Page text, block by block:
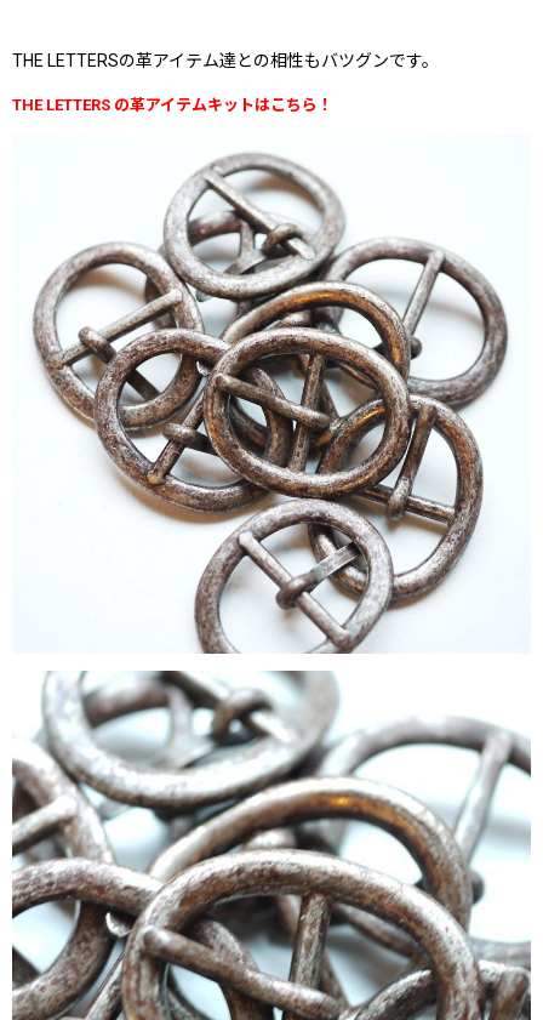
THE LETTERSの革アイテム達との相性もバツグンです。
THE LETTERS の革アイテムキットはこちら！